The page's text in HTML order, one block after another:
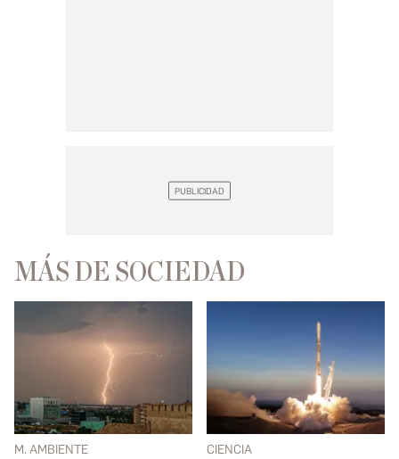
MÁS DE SOCIEDAD
M. AMBIENTE CIENCIA